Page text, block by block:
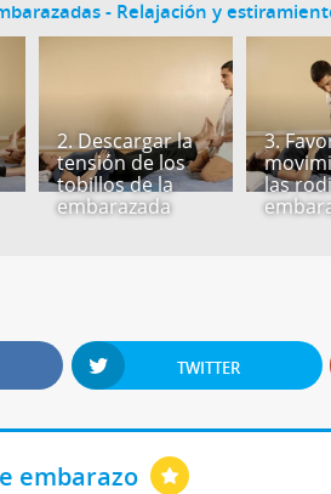
- Relajación y
2. Descargar la
tensión de los
tobillos de la
embarazada
3.
las
TWITTER
embarazo